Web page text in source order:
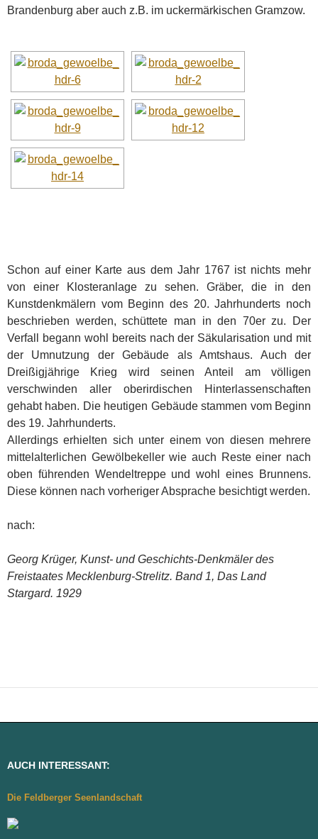
Brandenburg aber auch z.B. im uckermärkischen Gramzow.
Schon auf einer Karte aus dem Jahr 1767 ist nichts mehr
von einer Klosteranlage zu sehen. Gräber, die in den
Kunstdenkmälern vom Beginn des 20. Jahrhunderts noch
beschrieben werden, schüttete man in den 70er zu. Der
Verfall begann wohl bereits nach der Säkularisation und mit
der Umnutzung der Ge­bäude als Amtshaus. Auch der
Dreißigjährige Krieg wird seinen Anteil am völligen
verschwinden aller oberirdischen Hinterlassenschaften
gehabt haben. Die heutigen Gebäude stammen vom Beginn
des 19. Jahrhunderts.
Allerdings erhielten sich unter einem von diesen mehrere
mittelalterlichen Gewölbekeller wie auch Res­te einer nach
oben führenden Wendeltreppe und wohl eines Brunnens.
Diese können nach vorheriger Absprache besichtigt werden.
nach:
Georg Krüger, Kunst- und Geschichts-Denkmäler des
Freistaates Mecklenburg-Strelitz. Band 1, Das Land
Stargard. 1929
AUCH INTERESSANT:
Die Feldberger Seenlandschaft